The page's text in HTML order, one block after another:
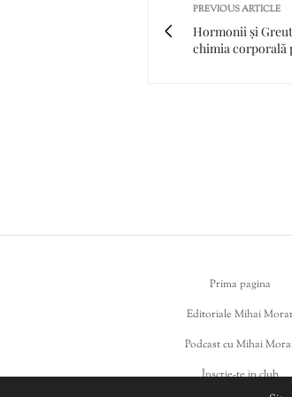
PREVIOUS ARTICLE
Hormonii și
chimia corporală
Prima pagina
Editoriale Mihai
Podcast cu Mihai
Înscrie-te in club